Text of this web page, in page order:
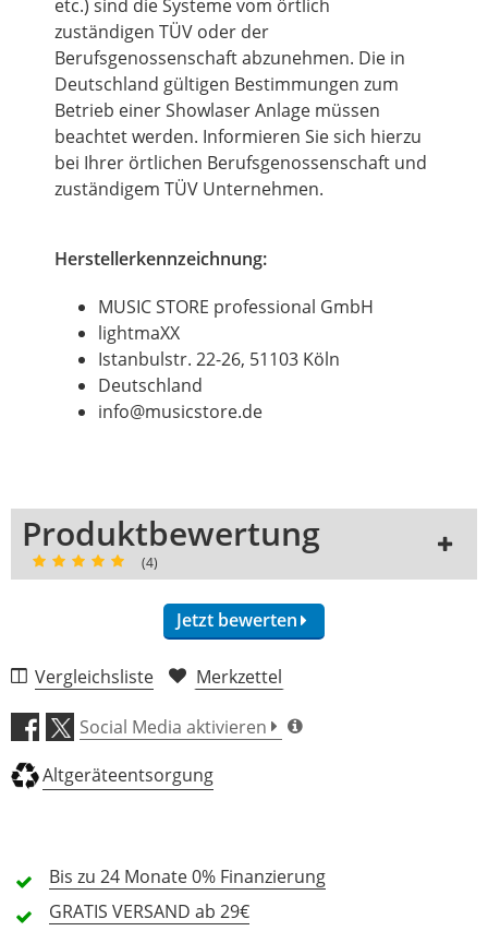
etc.) sind die Systeme vom örtlich
zuständigen TÜV oder der
Berufsgenossenschaft abzunehmen. Die in
Deutschland gültigen Bestimmungen zum
Betrieb einer Showlaser Anlage müssen
beachtet werden. Informieren Sie sich hierzu
bei Ihrer örtlichen Berufsgenossenschaft und
zuständigem TÜV Unternehmen.
Herstellerkennzeichnung:
MUSIC STORE professional GmbH
lightmaXX
Istanbulstr. 22-26, 51103 Köln
Deutschland
info@musicstore.de
Produktbewertung
(4)
Jetzt bewerten
Preis/Leistung (4,8)
Effekt (4,3)
Vergleichsliste Merkzettel
Social Media aktivieren
Altgeräteentsorgung
Bis zu 24 Monate0% Finanzierung
GRATIS VERSAND ab 29€